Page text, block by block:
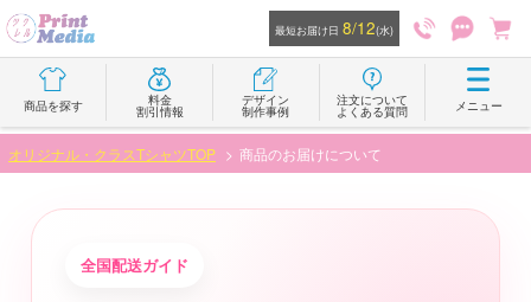
最短お届け日 8/12(水)
商品を探す 料金
割引情報
デザイン
制作事例
注文について
よくある質問 メニュー
オリジナル・クラスTシャツTOP 商品のお届けについて
全国配送ガイド